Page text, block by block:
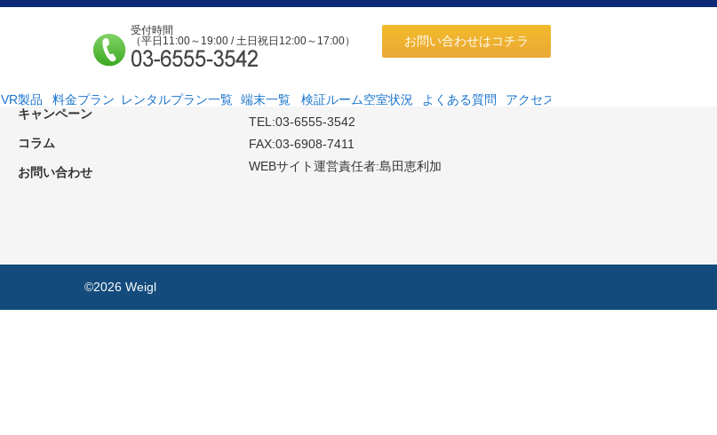
お問い合わせはコチラ
受付時間
（平日11:00～19:00 / 土日祝日12:00～17:00）
VR製品 料金プラン レンタルプラン一覧 端末一覧 検証ルーム空室状況 よくある質問 アクセス
検証ルーム空室状況
キャンペーン
コラム
お問い合わせ
FREYIA合同会社
東京都新宿区高田馬場4-18-10サンハイツ高田馬場204
TEL:03-6555-3542
FAX:03-6908-7411
WEBサイト運営責任者:島田恵利加
©2026 Weigl